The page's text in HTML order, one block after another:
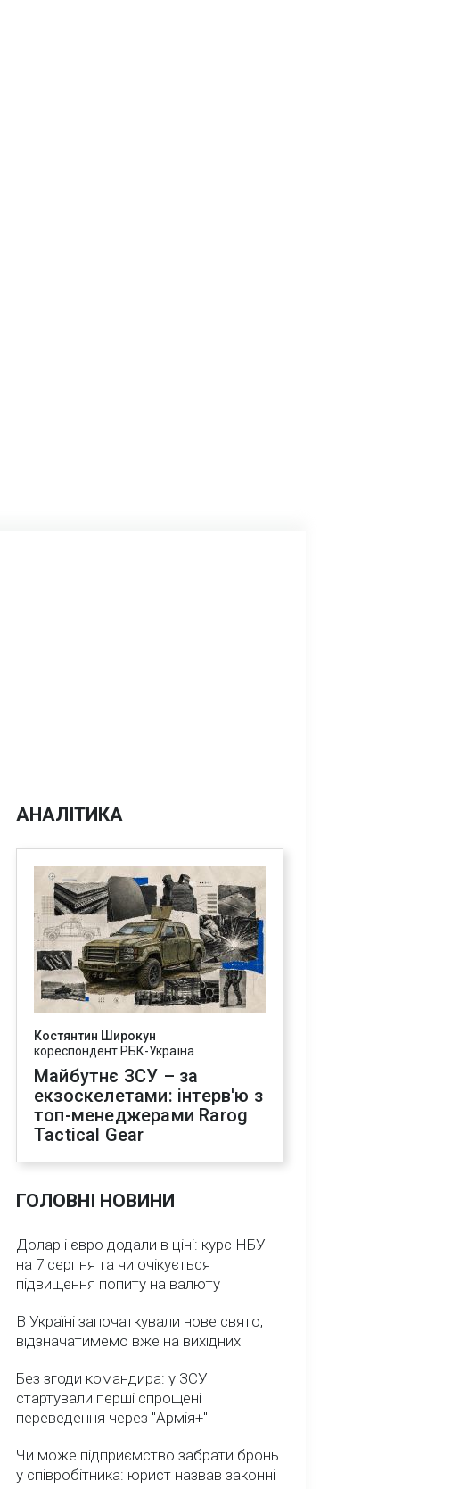
АНАЛІТИКА
Костянтин Широкун
кореспондент РБК-Україна
Майбутнє ЗСУ – за
екзоскелетами: інтерв'ю з
топ-менеджерами Rarog
Tactical Gear
ГОЛОВНІ НОВИНИ
Долар і євро додали в ціні: курс НБУ
на 7 серпня та чи очікується
підвищення попиту на валюту
В Україні започаткували нове свято,
відзначатимемо вже на вихідних
Без згоди командира: у ЗСУ
стартували перші спрощені
переведення через "Армія+"
Чи може підприємство забрати бронь
у співробітника: юрист назвав законні